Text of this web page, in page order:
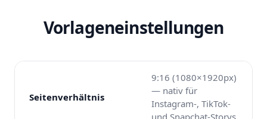
Vorlageneinstellungen
Seitenverhältnis
9:16 (1080×1920px)
— nativ für
Instagram-, TikTok-
und Snapchat-Storys